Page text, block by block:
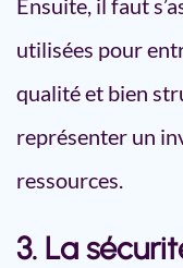
Ensuite, il faut
utilisées pour
qualité et bien
représenter un
ressources.
3. La